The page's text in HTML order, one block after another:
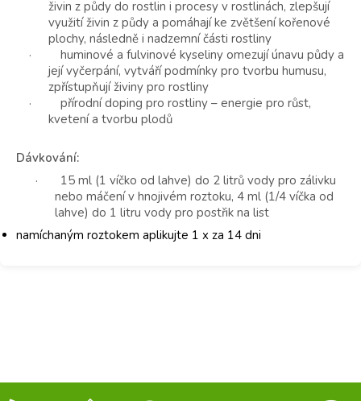
živin z půdy do rostlin i procesy v rostlinách, zlepšují
využití živin z půdy a pomáhají ke zvětšení kořenové
plochy, následně i nadzemní části rostliny
· huminové a fulvinové kyseliny omezují únavu půdy a
její vyčerpání, vytváří podmínky pro tvorbu humusu,
zpřístupňují živiny pro rostliny
· přírodní doping pro rostliny – energie pro růst,
kvetení a tvorbu plodů
Dávkování:
· 15 ml (1 víčko od lahve) do 2 litrů vody pro zálivku
nebo máčení v hnojivém roztoku, 4 ml (1/4 víčka od
lahve) do 1 litru vody pro postřik na list
namíchaným roztokem aplikujte 1 x za 14 dni